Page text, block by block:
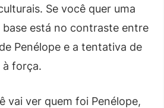
Se você quer uma
está no contraste entre
Penélope e a tentativa de
à força.
vai ver quem foi Penélope,